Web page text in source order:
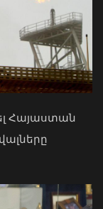
է
Հայաստան